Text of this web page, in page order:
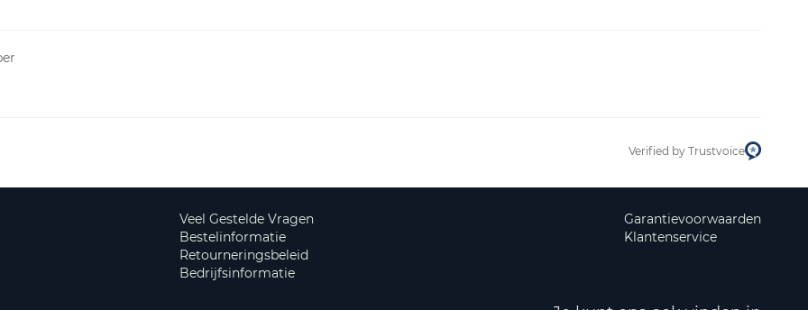
Verified by Trustvoice
Veel Gestelde Vragen
Bestelinformatie
Retourneringsbeleid
Bedrijfsinformatie
Garantievoorwaarden
Klantenservice